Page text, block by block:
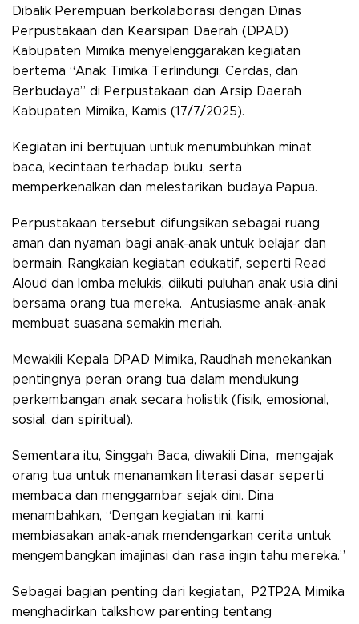
Dibalik Perempuan berkolaborasi dengan Dinas
Perpustakaan dan Kearsipan Daerah (DPAD)
Kabupaten Mimika menyelenggarakan kegiatan
bertema “Anak Timika Terlindungi, Cerdas, dan
Berbudaya” di Perpustakaan dan Arsip Daerah
Kabupaten Mimika, Kamis (17/7/2025).
Kegiatan ini bertujuan untuk menumbuhkan minat
baca, kecintaan terhadap buku, serta
memperkenalkan dan melestarikan budaya Papua.
Perpustakaan tersebut difungsikan sebagai ruang
aman dan nyaman bagi anak-anak untuk belajar dan
bermain. Rangkaian kegiatan edukatif, seperti Read
Aloud dan lomba melukis, diikuti puluhan anak usia dini
bersama orang tua mereka. Antusiasme anak-anak
membuat suasana semakin meriah.
Mewakili Kepala DPAD Mimika, Raudhah menekankan
pentingnya peran orang tua dalam mendukung
perkembangan anak secara holistik (fisik, emosional,
sosial, dan spiritual).
Sementara itu, Singgah Baca, diwakili Dina, mengajak
orang tua untuk menanamkan literasi dasar seperti
membaca dan menggambar sejak dini. Dina
menambahkan, “Dengan kegiatan ini, kami
membiasakan anak-anak mendengarkan cerita untuk
mengembangkan imajinasi dan rasa ingin tahu mereka.”
Sebagai bagian penting dari kegiatan, P2TP2A Mimika
menghadirkan talkshow parenting tentang